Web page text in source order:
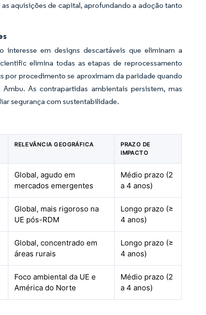
aquisições de capital, aprofundando a adoção tanto
em designs descartáveis que eliminam a
elimina todas as etapas de reprocessamento
por procedimento se aproximam da paridade quando
As contrapartidas ambientais persistem, mas
segurança com sustentabilidade.
RELEVÂNCIA GEOGRÁFICA
PRAZO DE
IMPACTO
Global, agudo em
mercados emergentes
Médio prazo (2
a 4 anos)
Global, mais rigoroso na
UE pós-RDM
Longo prazo (≥
4 anos)
Global, concentrado em
áreas rurais
Longo prazo (≥
4 anos)
Foco ambiental da UE e
América do Norte
Médio prazo (2
a 4 anos)